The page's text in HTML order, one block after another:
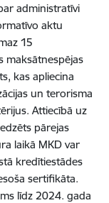
administratīvi
aktu
15
maksātnespējas
kas apliecina
un terorisma
Attiecībā uz
pārejas
laikā MKD var
kredītiestādes
sertifikāta.
līdz 2024. gada